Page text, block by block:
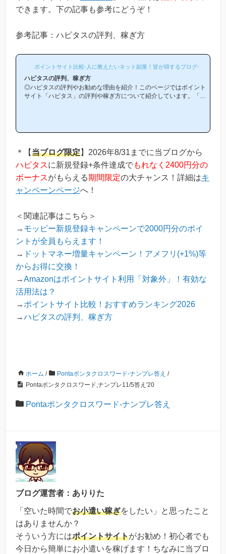
できます。下の記事も参考にどうぞ！
参考記事：ハピタスの評判、稼ぎ方
ポイントサイト比較-人に教えたいネット副業！皆が得するブログ-
ハピタスの評判、稼ぎ方
◎ハピタスの評判やお勧めな理由を紹介！このページではポイント
サイト「ハピタス」の評判や稼ぎ方について紹介しています。「ハ
ジからハピタスへの新規登録はほんの数分で簡単にできるので、下
の記事を参考に進め...
＊【当ブログ限定】2026年8/31までに当ブログから
ハピタスに新規登録+条件達成でもれなく2400円分の
ボーナスがもらえる期間限定の大チャンス！詳細はキ
ャンペーンページへ！
＜関連記事はこちら＞
→ モッピー新規登録キャンペーンで2000円分のポイ
ントが全員もらえます！
→ ドットマネー増量キャンペーン！アメフリ(+1%)等
からお得に交換！
→Amazonはポイントサイト利用「対象外」！有効な
活用法は？
→ ポイントサイト比較！おすすめランキング2026
→ハピタスの評判、稼ぎ方
ホーム / Pontaポンタクロスワード-ナンプレ答え /
Pontaポンタクロスワード,ナンプレ11/5答え'20
Pontaポンタクロスワード-ナンプレ答え
ブログ運営者：ありりた
「空いた時間でお小遣い稼ぎをしたい」と思ったこと
はありませんか？
そういう方にはポイントサイトがお勧め！初心者でも
今日から簡単にお小遣いを稼げます！ちなみに当ブロ